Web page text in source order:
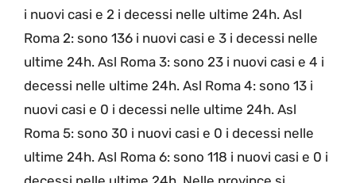
i nuovi casi e 2 i decessi nelle ultime 24h. Asl
Roma 2: sono 136 i nuovi casi e 3 i decessi nelle
ultime 24h. Asl Roma 3: sono 23 i nuovi casi e 4 i
decessi nelle ultime 24h. Asl Roma 4: sono 13 i
nuovi casi e 0 i decessi nelle ultime 24h. Asl
Roma 5: sono 30 i nuovi casi e 0 i decessi nelle
ultime 24h. Asl Roma 6: sono 118 i nuovi casi e 0 i